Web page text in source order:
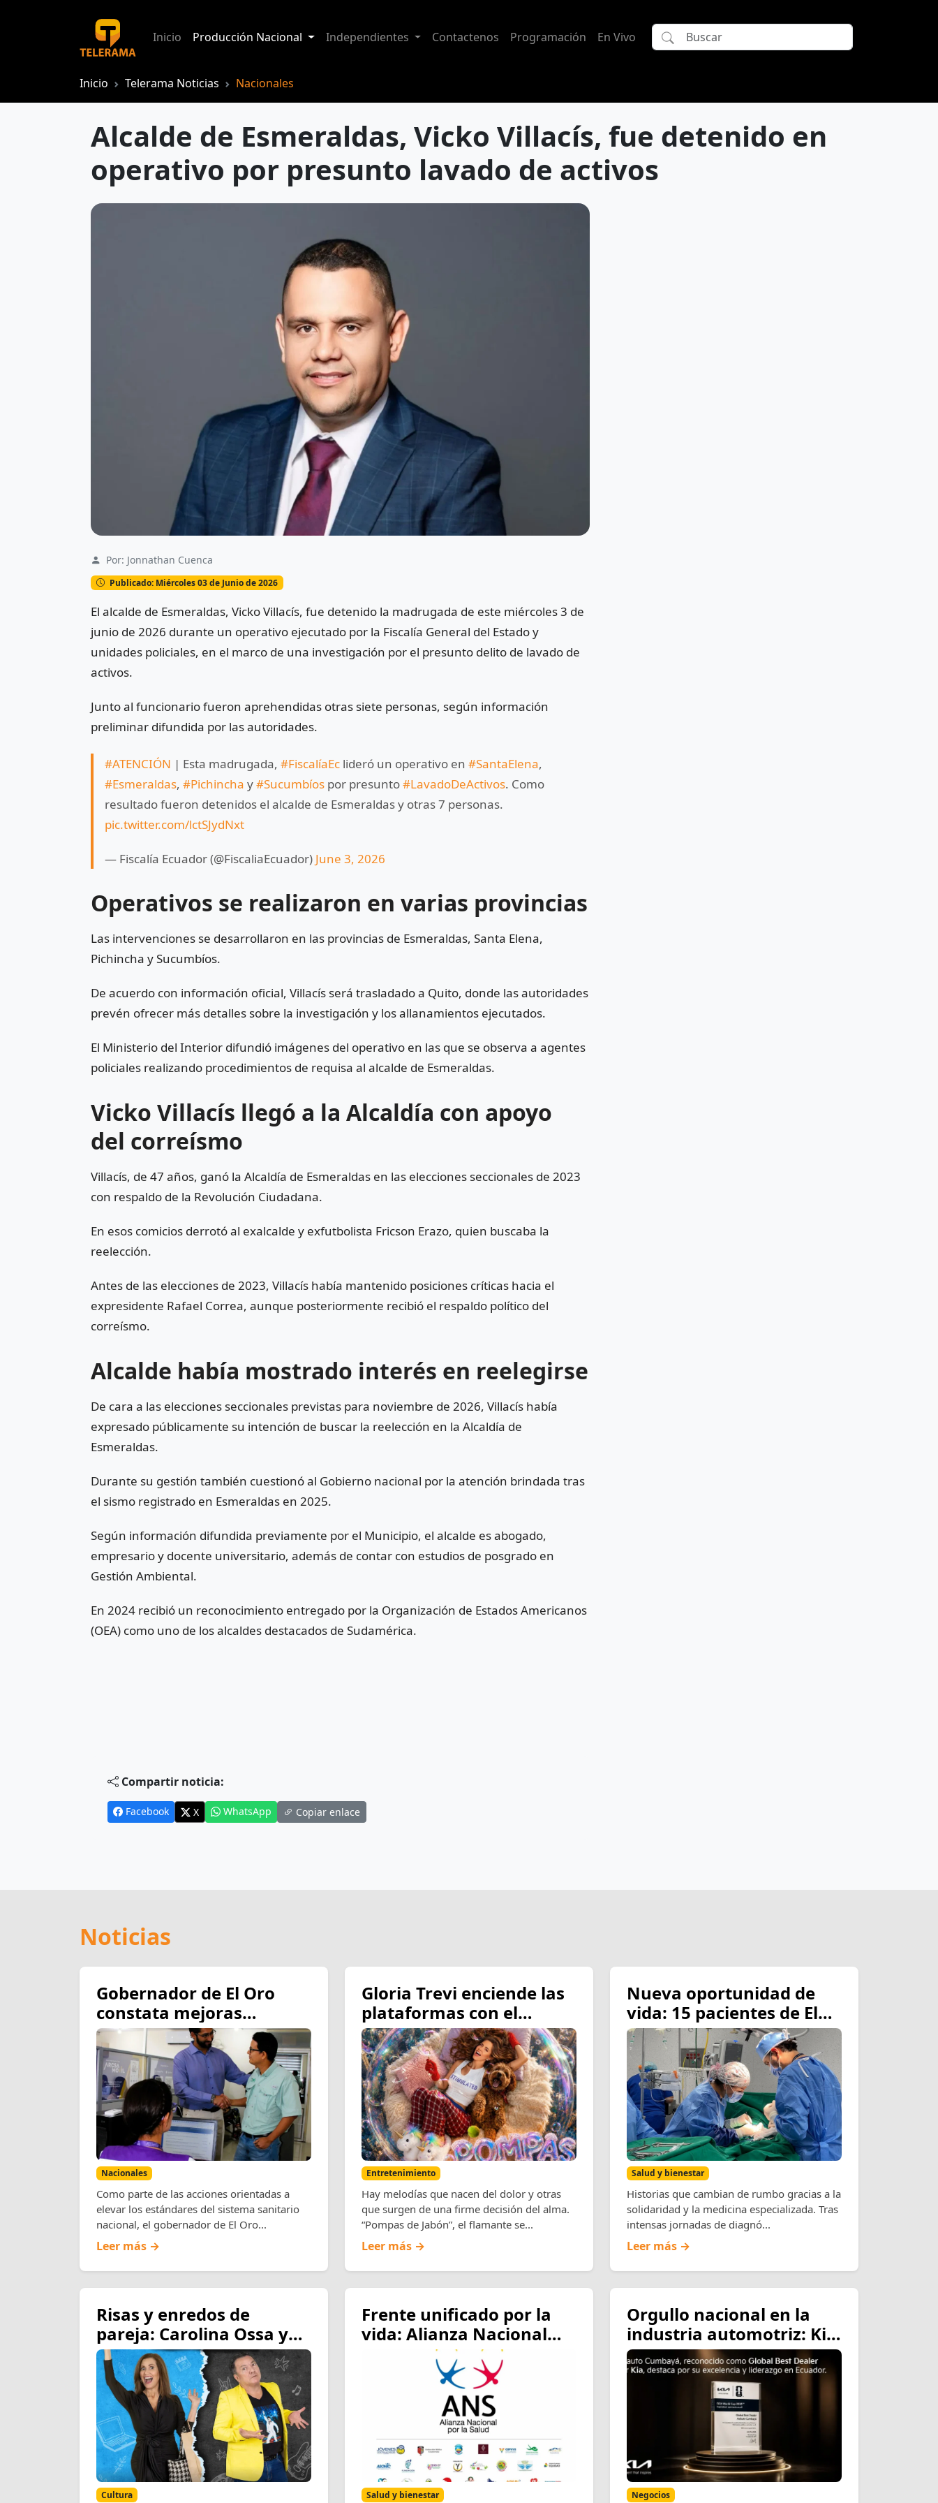
Inicio Producción Nacional Independientes Contactenos Programación En Vivo
Inicio Telerama Noticias Nacionales
Alcalde de Esmeraldas, Vicko Villacís, fue detenido en
operativo por presunto lavado de activos
Por: Jonnathan Cuenca
Publicado: Miércoles 03 de Junio de 2026
El alcalde de Esmeraldas, Vicko Villacís, fue detenido la madrugada de este miércoles 3 de
junio de 2026 durante un operativo ejecutado por la Fiscalía General del Estadoy
unidades policiales, en el marco de una investigación por el presunto delito de lavado de
activos.
Junto al funcionario fueron aprehendidas otras siete personas, según información
preliminar difundida por las autoridades.
#ATENCIÓN | Esta madrugada, #FiscalíaEc lideró un operativo en #SantaElena,
#Esmeraldas, #Pichincha y#Sucumbíos por presunto#LavadoDeActivos. Como
resultado fueron detenidos el alcalde de Esmeraldas y otras 7 personas.
pic.twitter.com/lctSJydNxt
— Fiscalía Ecuador (@FiscaliaEcuador) June 3, 2026
Operativos se realizaron en varias provincias
Las intervenciones se desarrollaron en las provincias de Esmeraldas, Santa Elena,
Pichincha ySucumbíos.
De acuerdo con información oficial, Villacís será trasladado a Quito, donde las autoridades
prevén ofrecer más detalles sobre la investigación y los allanamientos ejecutados.
El Ministerio del Interior difundió imágenes del operativo en las que se observa a agentes
policiales realizando procedimientos de requisa al alcalde de Esmeraldas.
Vicko Villacís llegó a la Alcaldía con apoyo
del correísmo
Villacís, de 47 años, ganó la Alcaldía de Esmeraldas en las elecciones seccionales de 2023
con respaldo de la Revolución Ciudadana.
En esos comicios derrotó al exalcalde y exfutbolista Fricson Erazo, quien buscaba la
reelección.
Antes de las elecciones de 2023, Villacís había mantenido posiciones críticas hacia el
expresidente Rafael Correa, aunque posteriormente recibió el respaldo político del
correísmo.
Alcalde había mostrado interés en reelegirse
De cara a las elecciones seccionales previstas para noviembre de 2026, Villacís había
expresado públicamente su intención de buscar la reelección en la Alcaldía de
Esmeraldas.
Durante su gestión también cuestionó al Gobierno nacional por la atención brindada tras
el sismo registrado en Esmeraldas en 2025.
Según información difundida previamente por el Municipio, el alcalde es abogado,
empresario y docente universitario, además de contar con estudios de posgrado en
Gestión Ambiental.
En 2024 recibió un reconocimiento entregado por la Organización de Estados Americanos
(OEA) como uno de los alcaldes destacados de Sudamérica.
Compartir noticia:
Facebook X WhatsApp Copiar enlace
Noticias
Gobernador de El Oro
constata mejoras
operativas y de
infraestructura en la
oficina técnica de ARCSA
en Machala
Nacionales
Como parte de las acciones orientadas a
elevar los estándares del sistema sanitario
nacional, el gobernador de El Oro...
Leer más →
Gloria Trevi enciende las
plataformas con el
estreno de su nuevo
sencillo “Pompas de
Jabón”
Entretenimiento
Hay melodías que nacen del dolor y otras
que surgen de una firme decisión del alma.
“Pompas de Jabón”, el flamante se...
Leer más →
Nueva oportunidad de
vida: 15 pacientes de El
Coca viajan a Quito para
recibir cirugías gratuitas
tras exitosas brigadas
médicas
Salud y bienestar
Historias que cambian de rumbo gracias a la
solidaridad y la medicina especializada. Tras
intensas jornadas de diagnó...
Leer más →
Risas y enredos de
pareja: Carolina Ossa y
Giovanni Dávila se toman
los miércoles de agosto
con la comedia “¿Quién
entiende a los hombres?”
en el Teatro Sánchez
Aguilar
Cultura
Frente unificado por la
vida: Alianza Nacional
por la Salud y gremios
médicos exigen al
Gobierno declarar la
salud como prioridad
Salud y bienestar
Orgullo nacional en la
industria automotriz: Kia
Corporation otorga a
Asiauto el prestigioso
galardón «Global Best
Negocios